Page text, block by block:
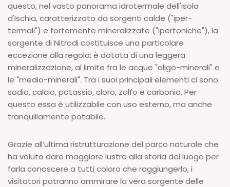
questo, nel vasto panorama idrotermale dell'isola
d'Ischia, caratterizzato da sorgenti calde ("iper-
termali") e fortemente mineralizzate ("ipertoniche"), la
sorgente di Nitrodi costituisce una particolare
eccezione alla regola: è dotata di una leggera
mineralizzazione, al limite fra le acque "oligo-minerali" e
le "medio-minerali". Tra i suoi principali elementi ci sono:
sodio, calcio, potassio, cloro, zolfo e carbonio. Per
questo essa è utilizzabile con uso esterno, ma anche
tranquillamente potabile.
Grazie all’ultima ristrutturazione del parco naturale che
ha voluto dare maggiore lustro alla storia del luogo per
farla conoscere a tutti coloro che raggiungerlo, i
visitatori potranno ammirare la vera sorgente delle